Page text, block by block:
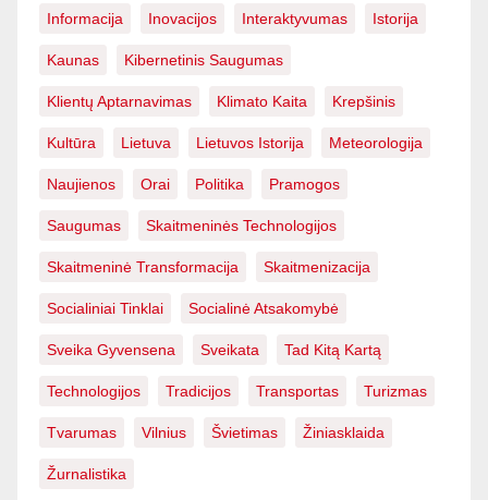
Informacija Inovacijos Interaktyvumas Istorija
Kaunas Kibernetinis Saugumas
Klientų Aptarnavimas Klimato Kaita Krepšinis
Kultūra Lietuva Lietuvos Istorija Meteorologija
Naujienos Orai Politika Pramogos
Saugumas Skaitmeninės Technologijos
Skaitmeninė Transformacija Skaitmenizacija
Socialiniai Tinklai Socialinė Atsakomybė
Sveika Gyvensena Sveikata Tad Kitą Kartą
Technologijos Tradicijos Transportas Turizmas
Tvarumas Vilnius Švietimas Žiniasklaida
Žurnalistika